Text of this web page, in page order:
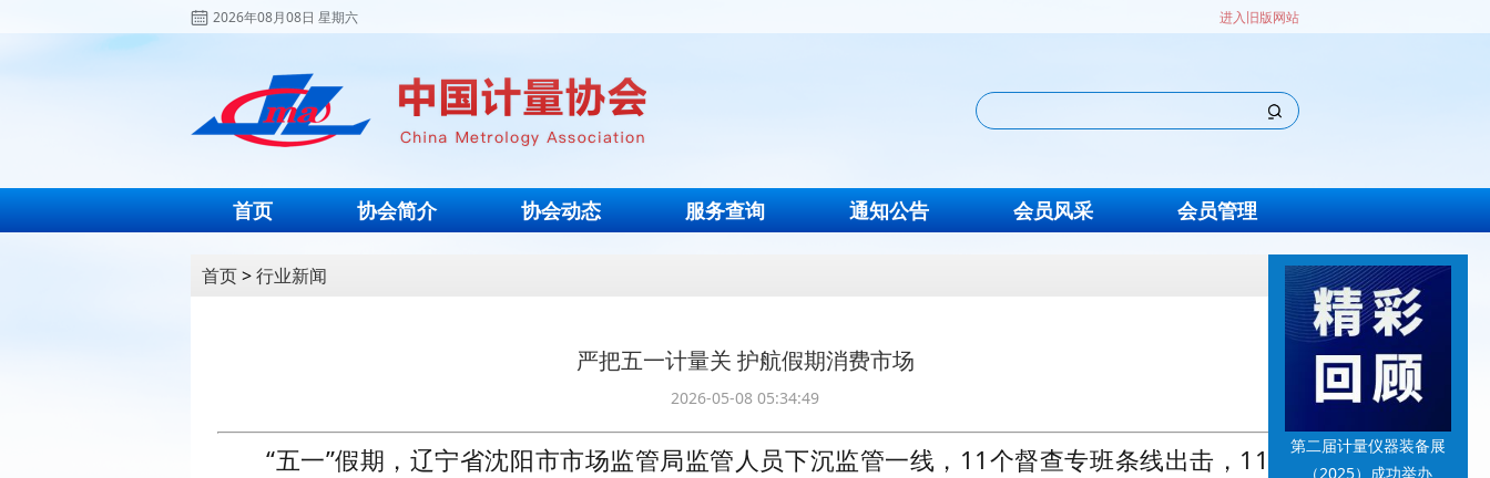
2026年08月08日 星期六 进入旧版网站
首页 协会简介 协会动态 服务查询 通知公告 会员风采 会员管理
第二届计量仪器装备展
（2025）成功举办
首页>行业新闻
严把五一计量关 护航假期消费市场
2026-05-08 05:34:49
“五一”假期，辽宁省沈阳市市场监管局监管人员下沉监管一线，11个督查专班条线出击，11